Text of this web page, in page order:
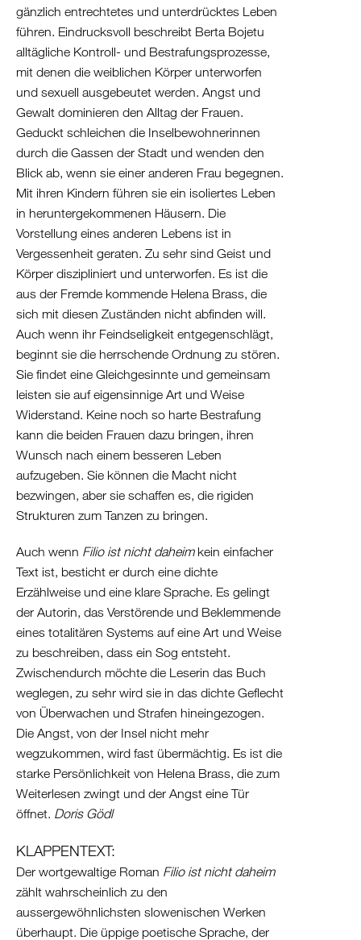
Israel
Palästina
Ägypten
gänzlich entrechtetes und unterdrücktes Leben
führen. Eindrucksvoll beschreibt Berta Bojetu
alltägliche Kontroll- und Bestrafungsprozesse,
mit denen die weiblichen Körper unterworfen
und sexuell ausgebeutet werden. Angst und
Gewalt dominieren den Alltag der Frauen.
Geduckt schleichen die Inselbewohnerinnen
durch die Gassen der Stadt und wenden den
Blick ab, wenn sie einer anderen Frau begegnen.
Mit ihren Kindern führen sie ein isoliertes Leben
in heruntergekommenen Häusern. Die
Vorstellung eines anderen Lebens ist in
Vergessenheit geraten. Zu sehr sind Geist und
Körper diszipliniert und unterworfen. Es ist die
aus der Fremde kommende Helena Brass, die
sich mit diesen Zuständen nicht abfinden will.
Auch wenn ihr Feindseligkeit entgegenschlägt,
beginnt sie die herrschende Ordnung zu stören.
Sie findet eine Gleichgesinnte und gemeinsam
leisten sie auf eigensinnige Art und Weise
Widerstand. Keine noch so harte Bestrafung
kann die beiden Frauen dazu bringen, ihren
Wunsch nach einem besseren Leben
aufzugeben. Sie können die Macht nicht
bezwingen, aber sie schaffen es, die rigiden
Strukturen zum Tanzen zu bringen.
Auch wenn Filio ist nicht daheim kein einfacher
Text ist, besticht er durch eine dichte
Erzählweise und eine klare Sprache. Es gelingt
der Autorin, das Verstörende und Beklemmende
eines totalitären Systems auf eine Art und Weise
zu beschreiben, dass ein Sog entsteht.
Zwischendurch möchte die Leserin das Buch
weglegen, zu sehr wird sie in das dichte Geflecht
von Überwachen und Strafen hineingezogen.
Die Angst, von der Insel nicht mehr
wegzukommen, wird fast übermächtig. Es ist die
starke Persönlichkeit von Helena Brass, die zum
Weiterlesen zwingt und der Angst eine Tür
öffnet. Doris Gödl
KLAPPENTEXT:
Der wortgewaltige Roman Filio ist nicht daheim
zählt wahrscheinlich zu den
aussergewöhnlichsten slowenischen Werken
überhaupt. Die üppige poetische Sprache, der